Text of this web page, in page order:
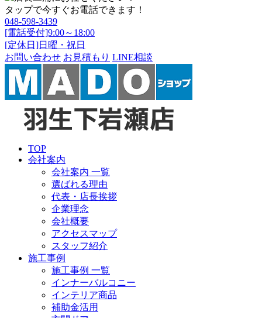
タップで今すぐお電話できます！
048-598-3439
[電話受付]9:00～18:00
[定休日]日曜・祝日
お問い合わせ お見積もり LINE相談
TOP
会社案内
会社案内 一覧
選ばれる理由
代表・店長挨拶
企業理念
会社概要
アクセスマップ
スタッフ紹介
施工事例
施工事例 一覧
インナーバルコニー
インテリア商品
補助金活用